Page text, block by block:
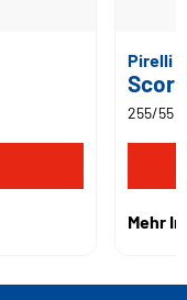
Pirelli
255/55
Mehr